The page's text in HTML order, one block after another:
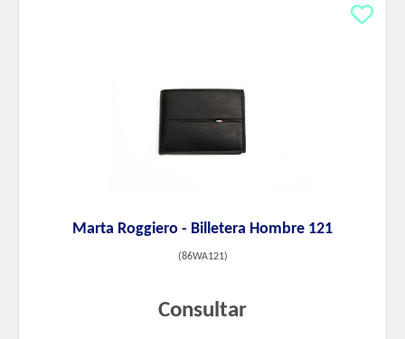
Marta Roggiero - Billetera Hombre 121
(86WA121)
Consultar